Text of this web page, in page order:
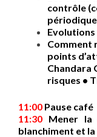
contrôle
Comment
points
Chandara
risques •
11:00 Pause café
11:30 Mener
blanchiment et